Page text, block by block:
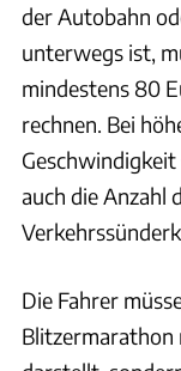
der Autobahn
unterwegs ist,
mindestens 80
rechnen. Bei
auch die Anzahl
Die Fahrer
Blitzermarathon